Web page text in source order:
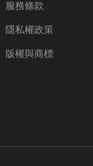
服務條款
隱私權政策
版權與商標